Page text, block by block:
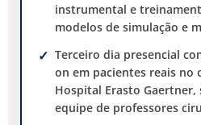
instrumental e
modelos de simulação e
Terceiro dia presencial
on em pacientes reais no
Hospital Erasto Gaertner,
equipe de professores